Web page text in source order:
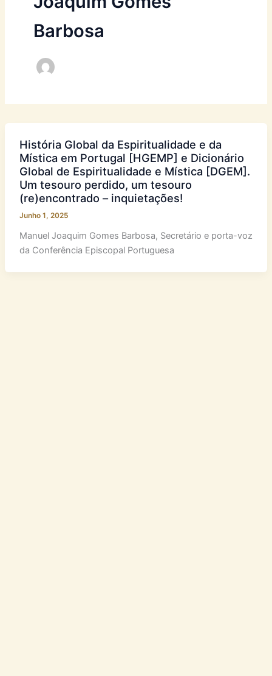
Barbosa
História Global da Espiritualidade e da
Mística em Portugal [HGEMP] e Dicionário
Global de Espiritualidade e Mística [DGEM].
Um tesouro perdido, um tesouro
(re)encontrado – inquietações!
Junho 1, 2025
Manuel Joaquim Gomes Barbosa, Secretário e porta-voz
da Conferência Episcopal Portuguesa